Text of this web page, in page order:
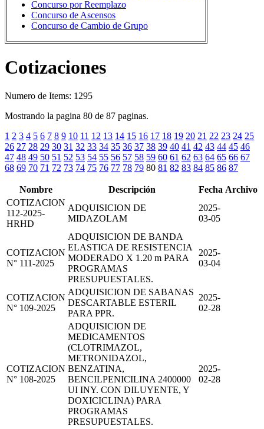
Concurso por Reemplazo
Concurso de Ascensos
Concurso de Cambio de Grupo
Cotizaciones
Numero de Items: 1295
Mostrando la pagina 80 de 87 paginas.
1 2 3 4 5 6 7 8 9 10 11 12 13 14 15 16 17 18 19 20 21 22 23 24 25
26 27 28 29 30 31 32 33 34 35 36 37 38 39 40 41 42 43 44 45 46
47 48 49 50 51 52 53 54 55 56 57 58 59 60 61 62 63 64 65 66 67
68 69 70 71 72 73 74 75 76 77 78 79 80 81 82 83 84 85 86 87
Nombre Descripción Fecha Archivo
COTIZACION
112-2025-
HRHD
ADQUISICION DE
MIDAZOLAM
2025-
03-05
COTIZACION
N° 111-2025
ADQUISICION DE BANDA
ELASTICA DE RESISTENCIA
MODERADO X 1.20 m PARA
PROGRAMAS
PRESUPUESTALES.
2025-
03-04
COTIZACION
N° 109-2025
ADQUISICION DE SABANAS
DESCARTABLE ESTERIL
PARA PPR.
2025-
02-28
COTIZACION
N° 108-2025
ADQUISICION DE
MEDICAMENTOS
(CLOTRIMAZOL,
METRONIDAZOL,
BENZATINA,
BENCILPENICILINA 2400000
UI INY. CON DILUYENTE, Y
DOXICICLINA) PARA
PROGRAMAS
PRESUPUESTALES.
2025-
02-28